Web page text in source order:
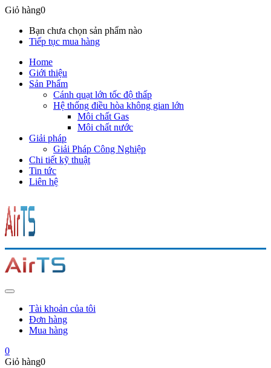
Giỏ hàng0
Bạn chưa chọn sản phẩm nào
Tiếp tục mua hàng
Home
Giới thiệu
Sản Phẩm
Cánh quạt lớn tốc độ thấp
Hệ thống điều hòa không gian lớn
Môi chất Gas
Môi chất nước
Giải pháp
Giải Pháp Công Nghiệp
Chi tiết kỹ thuật
Tin tức
Liên hệ
Tài khoản của tôi
Đơn hàng
Mua hàng
0
Giỏ hàng0